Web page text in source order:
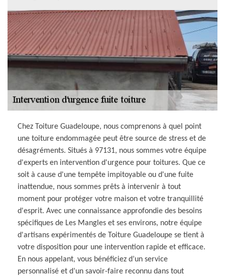
Chez Toiture Guadeloupe, nous comprenons à quel point
une toiture endommagée peut être source de stress et de
désagréments. Situés à 97131, nous sommes votre équipe
d'experts en intervention d'urgence pour toitures. Que ce
soit à cause d'une tempête impitoyable ou d'une fuite
inattendue, nous sommes prêts à intervenir à tout
moment pour protéger votre maison et votre tranquillité
d'esprit. Avec une connaissance approfondie des besoins
spécifiques de Les Mangles et ses environs, notre équipe
d'artisans expérimentés de Toiture Guadeloupe se tient à
votre disposition pour une intervention rapide et efficace.
En nous appelant, vous bénéficiez d’un service
personnalisé et d’un savoir-faire reconnu dans tout